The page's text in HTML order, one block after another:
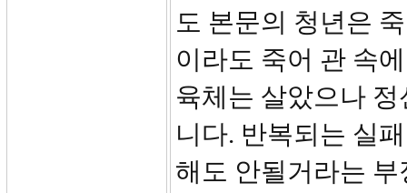
도 본문의 청년은
이라도 죽어 관 속
육체는 살았으나
니다. 반복되는 실
해도 안될거라는